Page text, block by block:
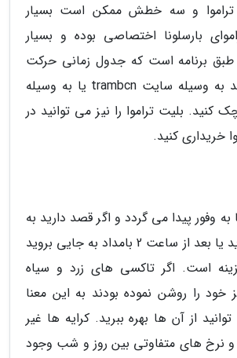
تراموا و سه خطش ممکن است بسیار
بارسلونا اختصاصی بوده و بسیار
طبق برنامه است که جدول زمانی حرکت
تراموا را می توانید به وسیله سایت trambcn یا به وسیله
کنید. بلیت تراموا را نیز می توانید در
خریداری کنید.
به وفور پیدا می گردد و اگر قصد دارید به
مقصد خاصی بروید یا بعد از ساعت 2 بامداد به جایی بروید
است. اگر تاکسی های زرد و سیاه
خود را روشن نموده بودند به این معنا
از آن ها بهره ببرید. کرایه ها غیر
و نرخ های متفاوتی بین روز و شب وجود